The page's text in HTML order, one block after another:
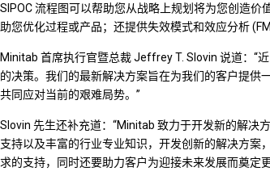
SIPOC 流程图可以帮助您从战略上规划将为您创造
助您优化过程或产品；还提供失效模式和效应分析
Minitab 首席执行官暨总裁 Jeffrey T. Slovin 说道：“
的决策。我们的最新解决方案旨在为我们的客户提供
共同应对当前的艰难局势。”
Slovin 先生还补充道：“Minitab 致力于开发新的解决
支持以及丰富的行业专业知识，开发创新的解决方案
求的支持，同时还要助力客户为迎接未来发展而奠定